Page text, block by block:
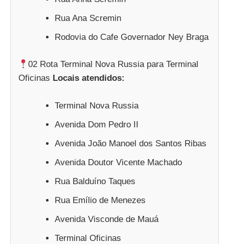
Rua Ana Scremin
Rodovia do Cafe Governador Ney Braga
02 Rota Terminal Nova Russia para Terminal
Oficinas Locais atendidos:
Terminal Nova Russia
Avenida Dom Pedro II
Avenida João Manoel dos Santos Ribas
Avenida Doutor Vicente Machado
Rua Balduíno Taques
Rua Emílio de Menezes
Avenida Visconde de Mauá
Terminal Oficinas